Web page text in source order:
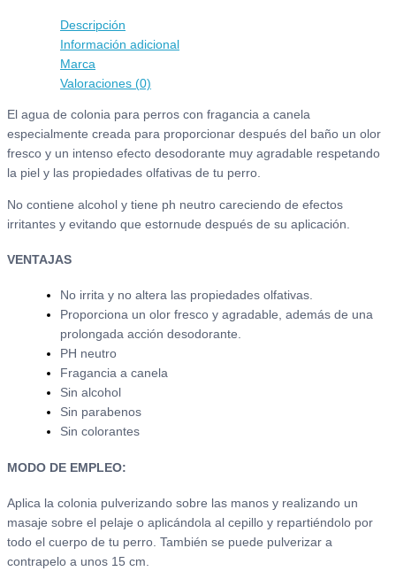
Descripción
Información adicional
Marca
Valoraciones (0)
El agua de colonia para perros con fragancia a canela
especialmente creada para proporcionar después del baño un olor
fresco y un intenso efecto desodorante muy agradable respetando
la piel y las propiedades olfativas de tu perro.
No contiene alcohol y tiene ph neutro careciendo de efectos
irritantes y evitando que estornude después de su aplicación.
VENTAJAS
No irrita y no altera las propiedades olfativas.
Proporciona un olor fresco y agradable, además de una
prolongada acción desodorante.
PH neutro
Fragancia a canela
Sin alcohol
Sin parabenos
Sin colorantes
MODO DE EMPLEO:
Aplica la colonia pulverizando sobre las manos y realizando un
masaje sobre el pelaje o aplicándola al cepillo y repartiéndolo por
todo el cuerpo de tu perro. También se puede pulverizar a
contrapelo a unos 15 cm.